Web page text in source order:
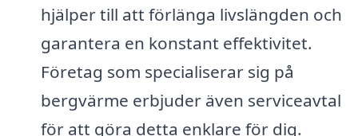
hjälper till att förlänga livslängden och
garantera en konstant effektivitet.
Företag som specialiserar sig på
bergvärme erbjuder även serviceavtal
för att göra detta enklare för dig.